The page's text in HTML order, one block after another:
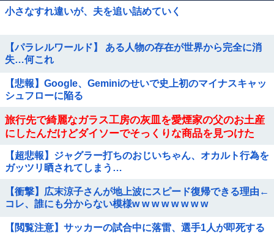
小さなすれ違いが、夫を追い詰めていく
【パラレルワールド】 ある人物の存在が世界から完全に消
失…何これ
【悲報】Google、Geminiのせいで史上初のマイナスキャッ
シュフローに陥る
旅行先で綺麗なガラス工房の灰皿を愛煙家の父のお土産
にしたんだけどダイソーでそっくりな商品を見つけた
【超悲報】ジャグラー打ちのおじいちゃん、オカルト行為を
ガッツリ晒されてしまう…
【衝撃】広末涼子さんが地上波にスピード復帰できる理由←
コレ、誰にも分からない模様w w w w w w w w
【閲覧注意】サッカーの試合中に落雷、選手1人が即死する